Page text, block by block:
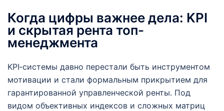
Когда цифры важнее дела: KPI
и скрытая рента топ-
менеджмента
KPI‑системы давно перестали быть инструментом
мотивации и стали формальным прикрытием для
гарантированной управленческой ренты. Под
видом объективных индексов и сложных матриц